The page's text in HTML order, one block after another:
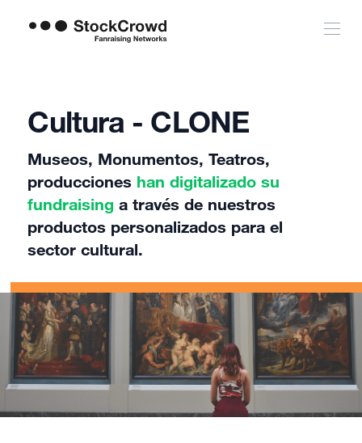
Cultura - CLONE
Museos, Monumentos, Teatros,
producciones han digitalizado su
fundraisinga través de nuestros
productos personalizados para el
sector cultural.